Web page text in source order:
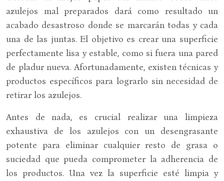
azulejos mal preparados dará como resultado un
acabado desastroso donde se marcarán todas y cada
una de las juntas. El objetivo es crear una superficie
perfectamente lisa y estable, como si fuera una pared
de pladur nueva. Afortunadamente, existen técnicas y
productos específicos para lograrlo sin necesidad de
retirar los azulejos.
Antes de nada, es crucial realizar una limpieza
exhaustiva de los azulejos con un desengrasante
potente para eliminar cualquier resto de grasa o
suciedad que pueda comprometer la adherencia de
los productos. Una vez la superficie esté limpia y